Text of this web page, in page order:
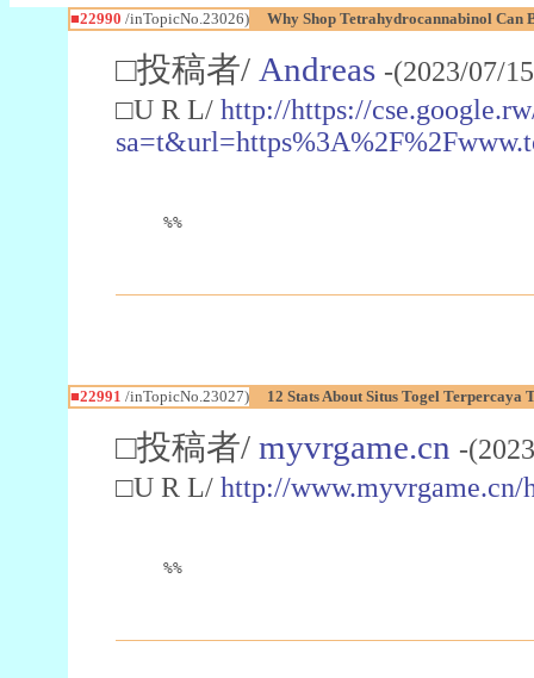
■22990 /inTopicNo.23026) Why Shop Tetrahydrocannabinol Can
□投稿者/ Andreas -(2023/07/
□U R L/ http://https://
%%
■22991 /inTopicNo.23027) 12 Stats About Situs Togel Terpercaya
□投稿者/ myvrgame.cn -
□U R L/ http://www.myvrgame.cn/
%%